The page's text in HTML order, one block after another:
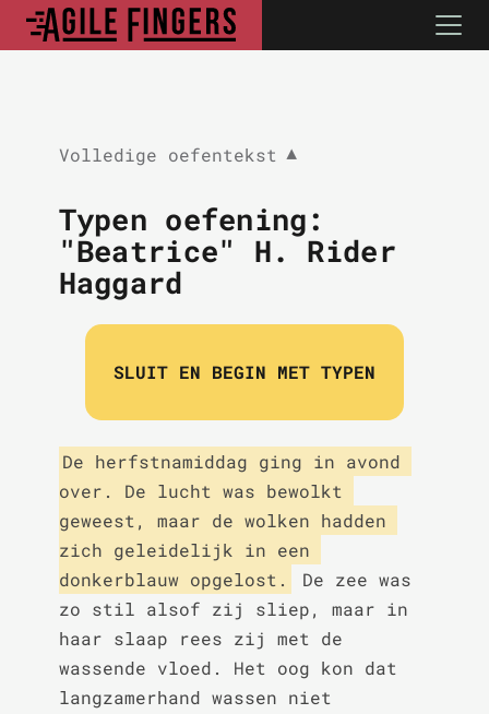
Volledige oefentekst ▼
Typen oefening:
"Beatrice" H. Rider
Haggard
SLUIT EN BEGIN MET TYPEN
De herfstnamiddag ging in avond
over. De lucht was bewolkt
geweest, maar de wolken hadden
zich geleidelijk in een
donkerblauw opgelost.
De zee was
zo stil alsof zij sliep, maar in
haar slaap rees zij met de
wassende vloed. Het oog kon dat
langzamerhand wassen niet